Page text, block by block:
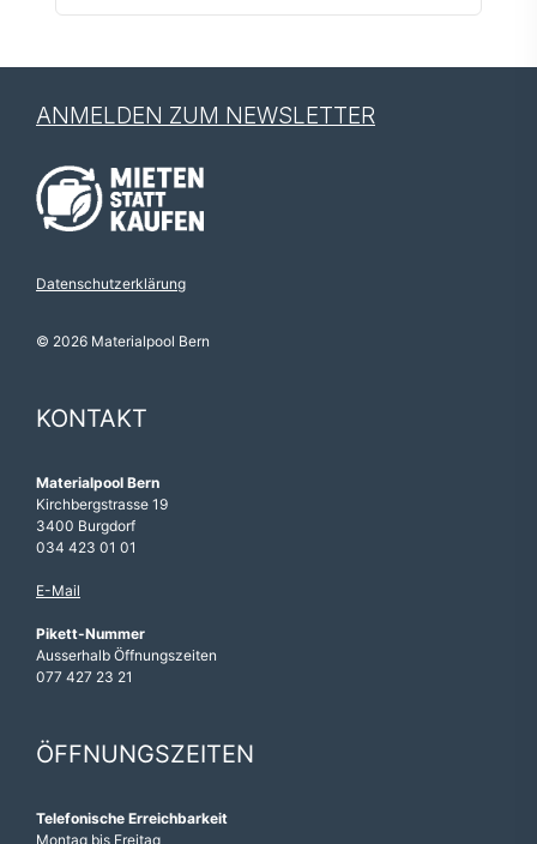
nach:
ANMELDEN ZUM NEWSLETTER
Datenschutzerklärung
© 2026 Materialpool Bern
KONTAKT
Materialpool Bern
Kirchbergstrasse 19
3400 Burgdorf
034 423 01 01
E-Mail
Pikett-Nummer
Ausserhalb Öffnungszeiten
077 427 23 21
ÖFFNUNGSZEITEN
Telefonische Erreichbarkeit
Montag bis Freitag